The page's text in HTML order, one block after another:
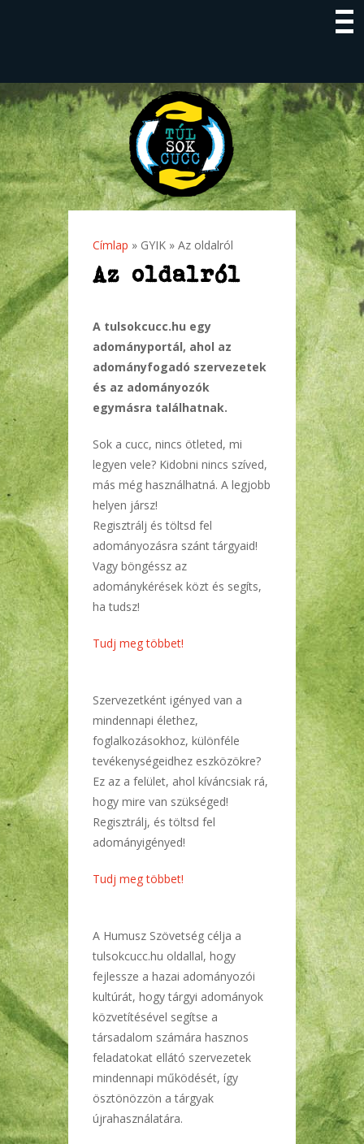
Jelenlegi hely
Címlap » GYIK » Az oldalról
Az oldalról
A tulsokcucc.hu egy
adományportál, ahol az
adományfogadó szervezetek
és az adományozók
egymásra találhatnak.
Sok a cucc, nincs ötleted, mi
legyen vele? Kidobni nincs szíved,
más még használhatná. A legjobb
helyen jársz!
Regisztrálj és töltsd fel
adományozásra szánt tárgyaid!
Vagy böngéssz az
adománykérések közt és segíts,
ha tudsz!
Tudj meg többet!
Szervezetként igényed van a
mindennapi élethez,
foglalkozásokhoz, különféle
tevékenységeidhez eszközökre?
Ez az a felület, ahol kíváncsiak rá,
hogy mire van szükséged!
Regisztrálj, és töltsd fel
adományigényed!
Tudj meg többet!
A Humusz Szövetség célja a
tulsokcucc.hu oldallal, hogy
fejlessze a hazai adományozói
kultúrát, hogy tárgyi adományok
közvetítésével segítse a
társadalom számára hasznos
feladatokat ellátó szervezetek
mindennapi működését, így
ösztönözzön a tárgyak
újrahasználatára.